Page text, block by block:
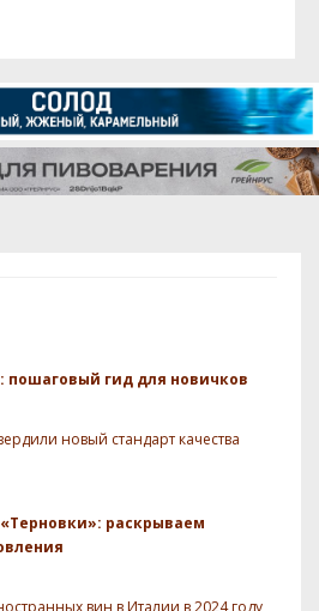
пошаговый гид для новичков
новый стандарт качества
раскрываем
вин в Италии в 2024 году